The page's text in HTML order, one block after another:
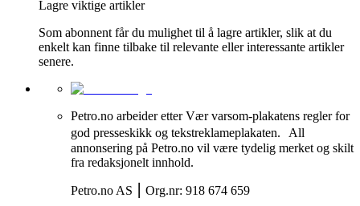
Lagre viktige artikler
Som abonnent får du mulighet til å lagre artikler, slik at du
enkelt kan finne tilbake til relevante eller interessante artikler
senere.
Petro.no arbeider etter Vær varsom-plakatens regler for
god presseskikk og tekstreklameplakaten. All
annonsering på Petro.no vil være tydelig merket og skilt
fra redaksjonelt innhold.
Petro.no AS ⎮ Org.nr: 918 674 659